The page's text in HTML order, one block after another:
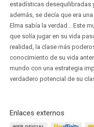
estadísticas desequilibradas
además, se decía que era
Elma sabía la verdad... Este
que solía jugar en su vida
realidad, la clase más
conocimiento de su vida
mundo con una estrategia
verdadero potencial de su
Enlaces externos